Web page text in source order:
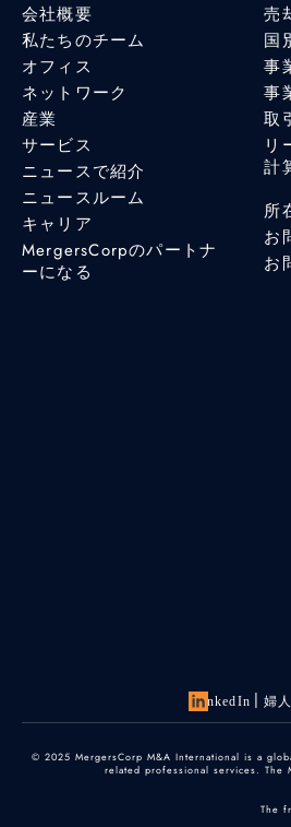
会社概要
私たちのチーム
オフィス
ネットワーク
産業
サービス
ニュースで紹介
ニュースルーム
キャリア
MergersCorpのパートナ
ーになる
売
国
事
事
取
リ
計
所
お
お
LinkedIn 婦
© 2025 MergersCorp M&A International is a
related professional services. The
The